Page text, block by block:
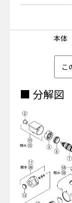
本体
こ
■ 分解図